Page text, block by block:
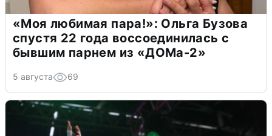
«Моя любимая пара!»: Ольга Бузова
спустя 22 года воссоединилась с
бывшим парнем из «ДОМа-2»
5 августа 69